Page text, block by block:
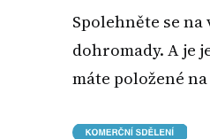
Spolehněte se
dohromady. A je
máte položené